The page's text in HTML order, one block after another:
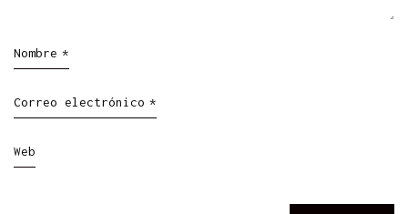
Nombre *
Correo electrónico *
Web